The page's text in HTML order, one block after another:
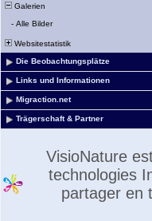
Galerien
- Alle Bilder
Websitestatistik
Die Beobachtungsplätze
Links und Informationen
Migraction.net
Trägerschaft & Partner
VisioNature
technologies
partager en